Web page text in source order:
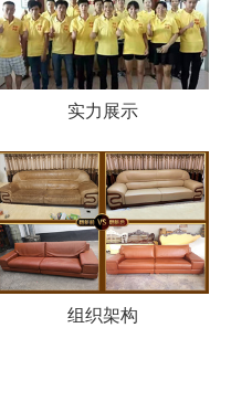
实力展示
组织架构